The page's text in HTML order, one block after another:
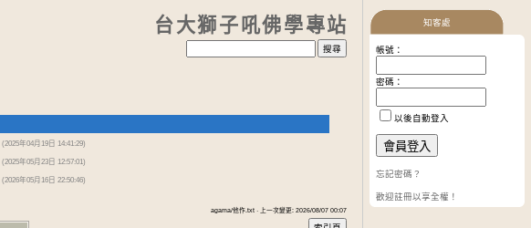
台大獅子吼佛學專站
(2025年04月19日 14:41:29)
(2025年05月23日 12:57:01)
(2026年05月16日 22:50:46)
agama/他作.txt · 上一次變更: 2026/08/07 00:07
知客處
帳號：
密碼：
以後自動登入
忘記密碼？
歡迎註冊以享全權！